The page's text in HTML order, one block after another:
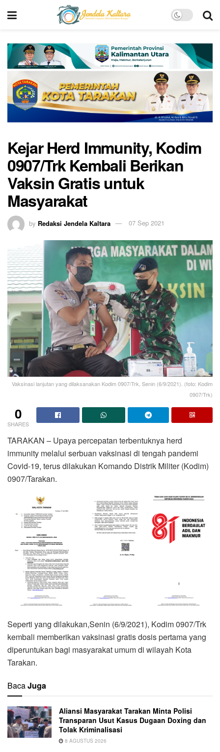
Kejar Herd Immunity, Kodim
0907/Trk Kembali Berikan
Vaksin Gratis untuk
Masyarakat
by Redaksi Jendela Kaltara 07 Sep 2021
Vaksinasi lanjutan yang dilaksanakan Kodim 0907/Trk, Senin (6/9/2021). (foto: Kodim
0907/Trk)
0
SHARES
TARAKAN – Upaya percepatan terbentuknya herd
immunity melalui serbuan vaksinasi di tengah pandemi
Covid-19, terus dilakukan Komando Distrik Militer (Kodim)
0907/Tarakan.
Seperti yang dilakukan,Senin (6/9/2021), Kodim 0907/Trk
kembali memberikan vaksinasi gratis dosis pertama yang
diperuntukan bagi masyarakat umum di wilayah Kota
Tarakan.
BacaJuga
Aliansi Masyarakat Tarakan Minta Polisi
Transparan Usut Kasus Dugaan Doxing dan
Tolak Kriminalisasi
8 AGUSTUS 2026